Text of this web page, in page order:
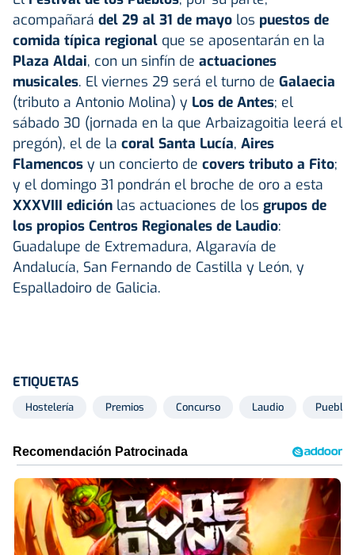
acompañará del 29 al 31 de mayo los puestos de
comida típica regional que se aposentarán en la
Plaza Aldai, con un sinfín de actuaciones
musicales. El viernes 29 será el turno de Galaecia
(tributo a Antonio Molina) y Los de Antes; el
sábado 30 (jornada en la que Arbaizagoitia leerá el
pregón), el de la coral Santa Lucía, Aires
Flamencos y un concierto de covers tributo a Fito;
y el domingo 31 pondrán el broche de oro a esta
XXXVIII edición las actuaciones de los grupos de
los propios Centros Regionales de Laudio:
Guadalupe de Extremadura, Algaravía de
Andalucía, San Fernando de Castilla y León, y
Espalladoiro de Galicia.
ETIQUETAS
Hostelería Premios Concurso Laudio Pueblos